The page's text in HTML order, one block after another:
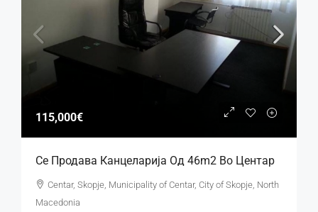
115,000€
Се Продава Канцеларија Од 46m2 Во Центар
Centar, Skopje, Municipality of Centar, City of Skopje, North
Macedonia